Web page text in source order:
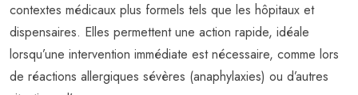
contextes médicaux plus formels tels que les hôpitaux et
dispensaires. Elles permettent une action rapide, idéale
lorsqu’une intervention immédiate est nécessaire, comme lors
de réactions allergiques sévères (anaphylaxies) ou d’autres